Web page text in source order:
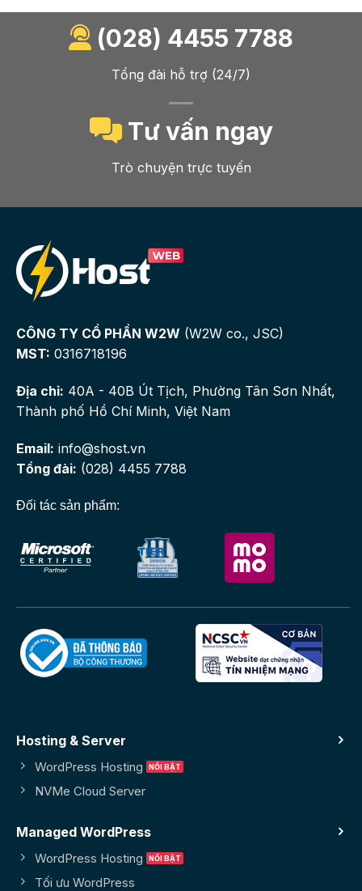
(028) 4455 7788
Tổng đài hỗ trợ (24/7)
Tư vấn ngay
Trò chuyện trực tuyến
CÔNG TY CỔ PHẦN W2W (W2W co., JSC)
MST: 0316718196
Địa chỉ: 40A - 40B Út Tịch, Phường Tân Sơn Nhất,
Thành phố Hồ Chí Minh, Việt Nam
Email: info@shost.vn
Tổng đài: (028) 4455 7788
Đối tác sản phẩm:
Hosting & Server
WordPress Hosting
NVMe Cloud Server
Managed WordPress
WordPress Hosting
Tối ưu WordPress